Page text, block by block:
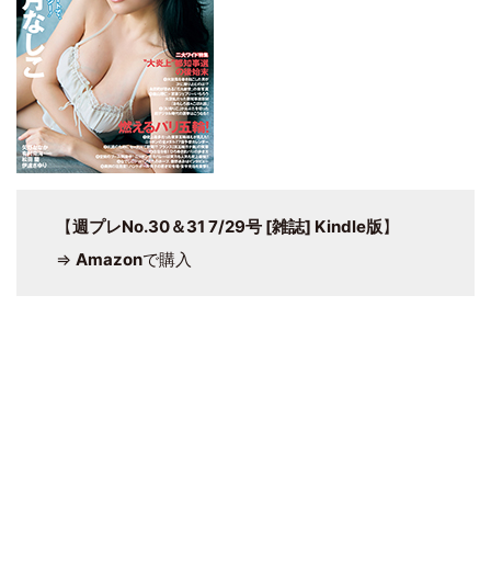
【週プレNo.30＆31 7/29号 [雑誌] Kindle版】
⇒ Amazonで購入